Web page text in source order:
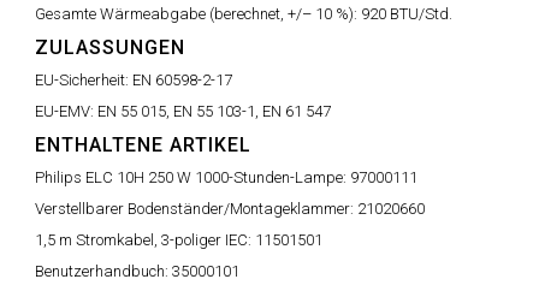
Gesamte Wärmeabgabe (berechnet, +/– 10 %): 920 BTU/Std.
ZULASSUNGEN
EU-Sicherheit: EN 60598-2-17
EU-EMV: EN 55 015, EN 55 103-1, EN 61 547
ENTHALTENE ARTIKEL
Philips ELC 10H 250 W 1000-Stunden-Lampe: 97000111
Verstellbarer Bodenständer/Montageklammer: 21020660
1,5 m Stromkabel, 3-poliger IEC: 11501501
Benutzerhandbuch: 35000101